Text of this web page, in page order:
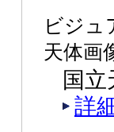
ビジュ
天体画
国立
詳